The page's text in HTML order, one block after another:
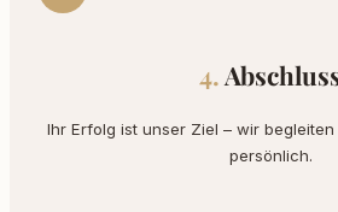
Ihr Erfolg ist unser Ziel – wir
persönlich.